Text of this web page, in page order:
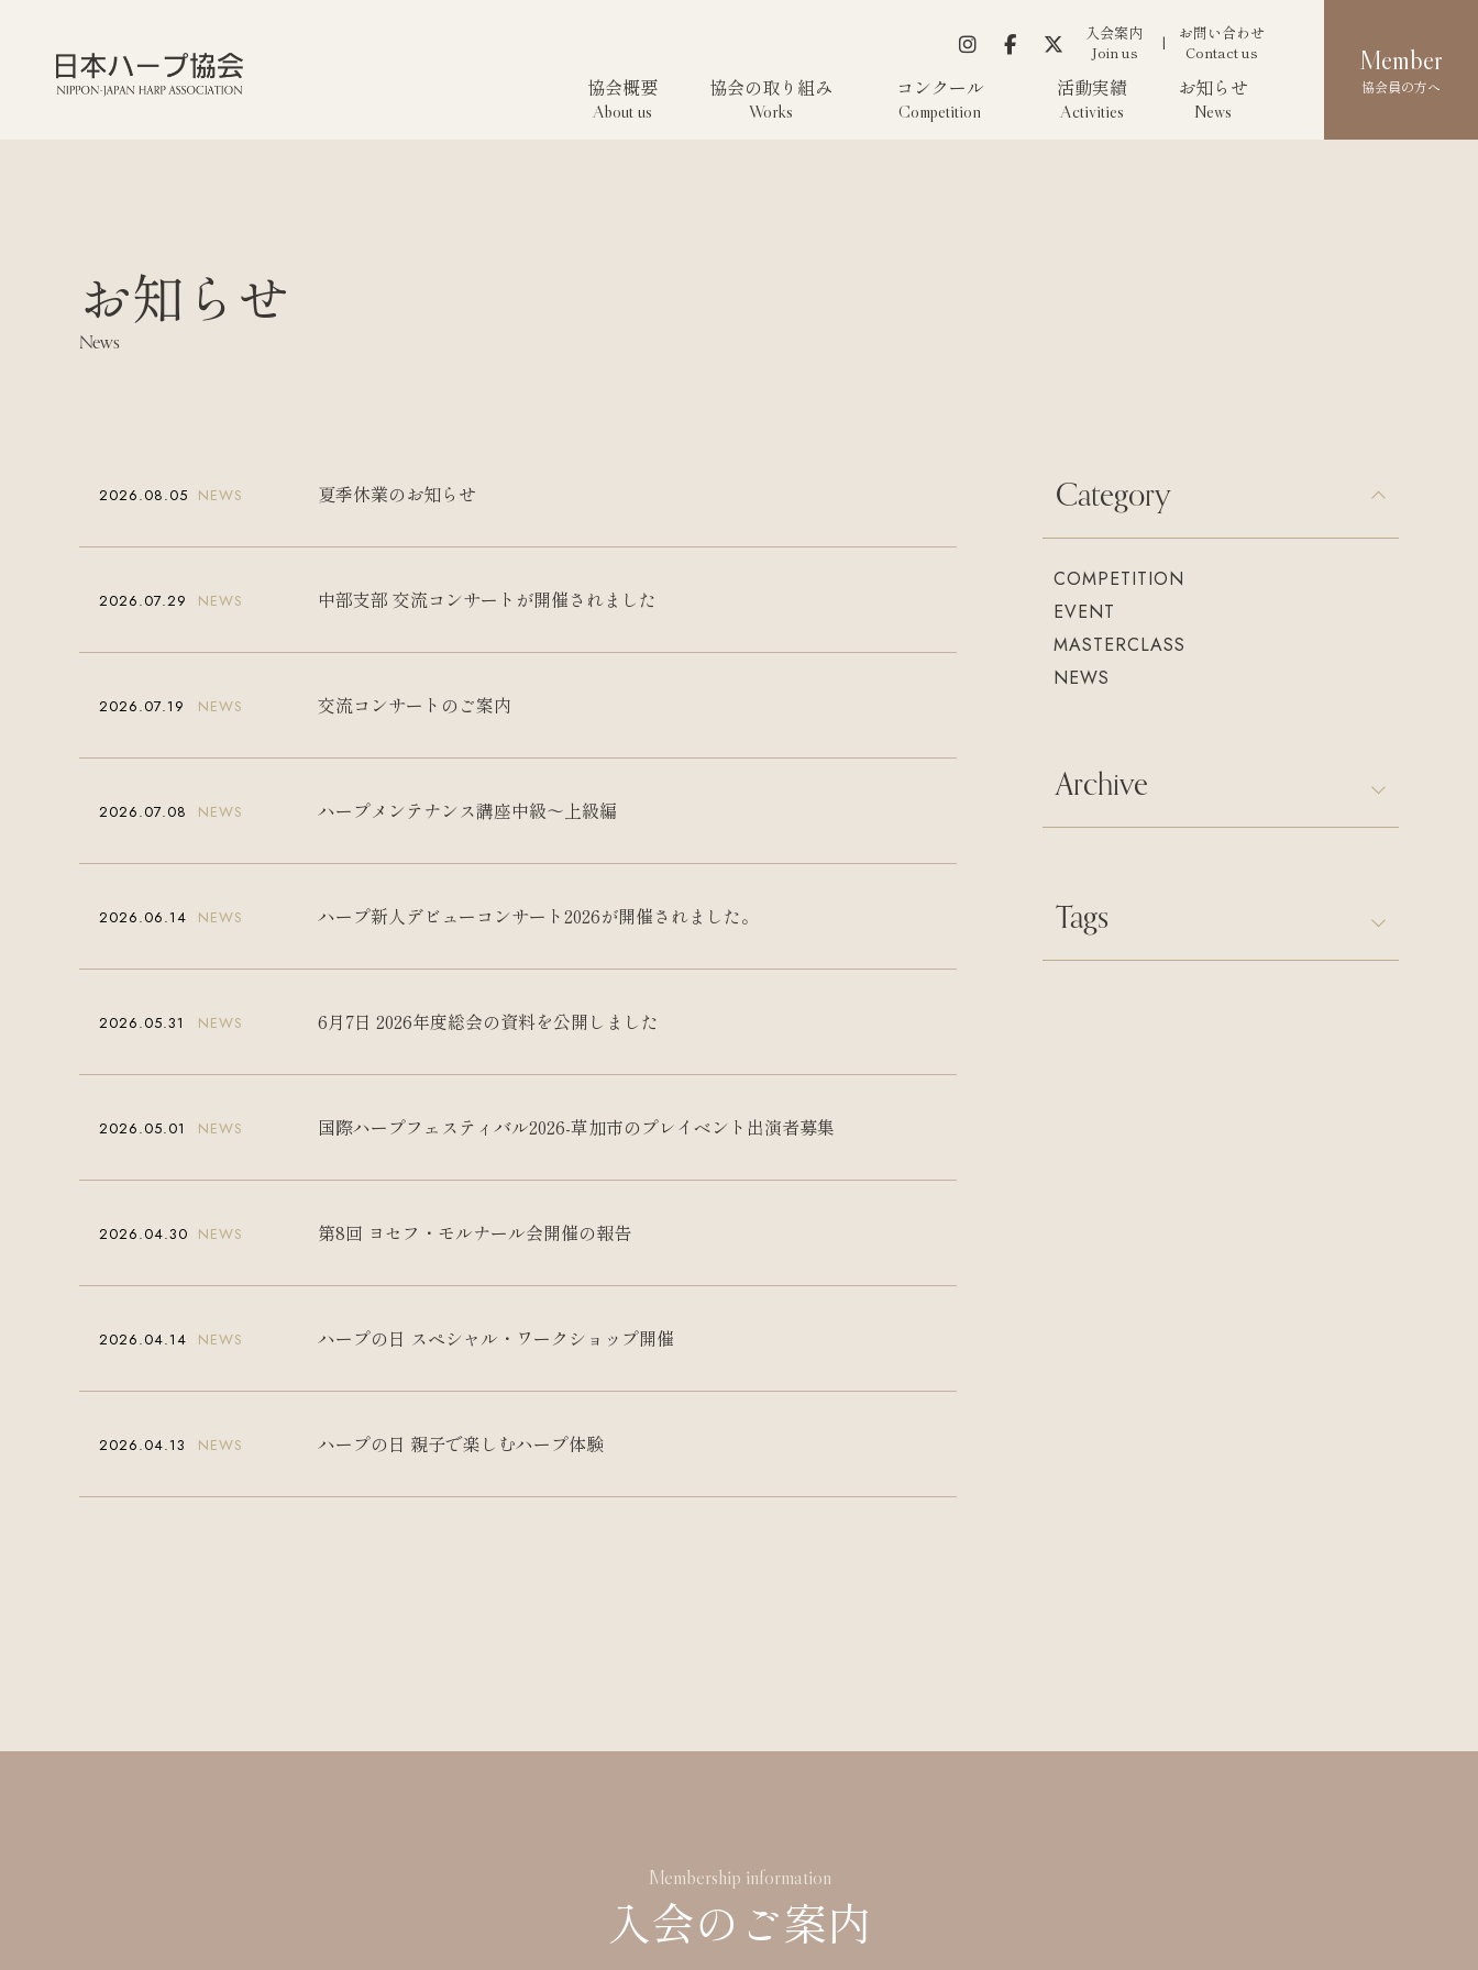
入会案内
Join us
お問い合わせ
Contact us
協会概要
About us
協会の取り組み
Works
コンクール
Competition
活動実績
Activities
お知らせ
News
Member
協会員の方へ
お知らせ
News
2026.08.05 NEWS 夏季休業のお知らせ
2026.07.29 NEWS 中部支部 交流コンサートが開催されました
2026.07.19 NEWS 交流コンサートのご案内
2026.07.08 NEWS ハープメンテナンス講座中級〜上級編
2026.06.14 NEWS ハープ新人デビューコンサート2026が開催されました。
2026.05.31 NEWS 6月7日 2026年度総会の資料を公開しました
2026.05.01 NEWS 国際ハープフェスティバル2026-草加市のプレイベント出演者募集
2026.04.30 NEWS 第8回 ヨセフ・モルナール会開催の報告
2026.04.14 NEWS ハープの日 スペシャル・ワークショップ開催
2026.04.13 NEWS ハープの日 親子で楽しむハープ体験
Category
COMPETITION
EVENT
MASTERCLASS
NEWS
Archive
Tags
Membership information
入会のご案内